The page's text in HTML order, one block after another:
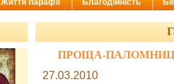
ПРОЩА-
27.03.2010
Життя парафії Благодійність